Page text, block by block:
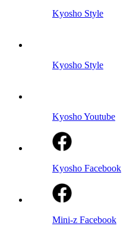
Kyosho Style
Kyosho Style
Kyosho Youtube
Kyosho Facebook
Mini-z Facebook